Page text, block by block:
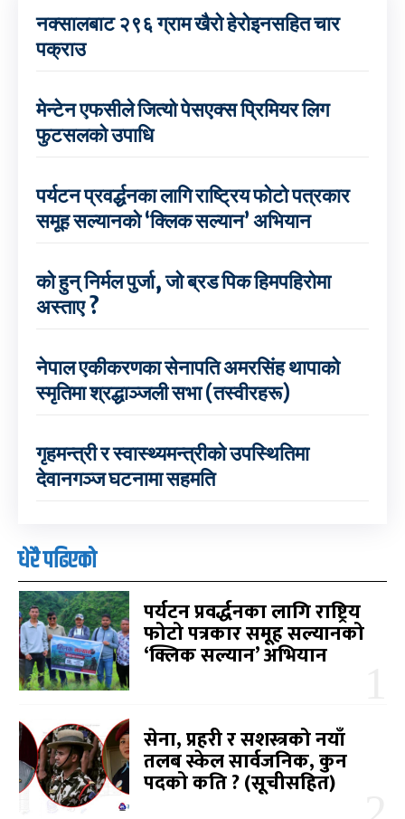
नक्सालबाट २९६ ग्राम खैरो हेरोइनसहित चार
पक्राउ
मेन्टेन एफसीले जित्यो पेसएक्स प्रिमियर लिग
फुटसलको उपाधि
पर्यटन प्रवर्द्धनका लागि राष्ट्रिय फोटो पत्रकार
समूह सल्यानको ‘क्लिक सल्यान’ अभियान
को हुन् निर्मल पुर्जा, जो ब्रड पिक हिमपहिरोमा
अस्ताए ?
नेपाल एकीकरणका सेनापति अमरसिंह थापाको
स्मृतिमा श्रद्धाञ्जली सभा (तस्वीरहरू)
गृहमन्त्री र स्वास्थ्यमन्त्रीको उपस्थितिमा
देवानगञ्ज घटनामा सहमति
धेरै पढिएको
पर्यटन प्रवर्द्धनका लागि राष्ट्रिय
फोटो पत्रकार समूह सल्यानको
‘क्लिक सल्यान’ अभियान
सेना, प्रहरी र सशस्त्रको नयाँ
तलब स्केल सार्वजनिक, कुन
पदको कति ? (सूचीसहित)